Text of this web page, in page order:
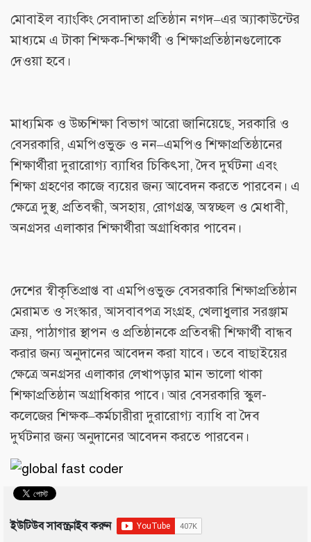
মোবাইল ব্যাংকিং সেবাদাতা প্রতিষ্ঠান নগদ–এর অ্যাকাউন্টের
মাধ্যমে এ টাকা শিক্ষক-শিক্ষার্থী ও শিক্ষাপ্রতিষ্ঠানগুলোকে
দেওয়া হবে।
মাধ্যমিক ও উচ্চশিক্ষা বিভাগ আরো জানিয়েছে, সরকারি ও
বেসরকারি, এমপিওভুক্ত ও নন–এমপিও শিক্ষাপ্রতিষ্ঠানের
শিক্ষার্থীরা দুরারোগ্য ব্যাধির চিকিৎসা, দৈব দুর্ঘটনা এবং
শিক্ষা গ্রহণের কাজে ব্যয়ের জন্য আবেদন করতে পারবেন। এ
ক্ষেত্রে দুস্থ, প্রতিবন্ধী, অসহায়, রোগগ্রস্ত, অস্বচ্ছল ও মেধাবী,
অনগ্রসর এলাকার শিক্ষার্থীরা অগ্রাধিকার পাবেন।
দেশের স্বীকৃতিপ্রাপ্ত বা এমপিওভুক্ত বেসরকারি শিক্ষাপ্রতিষ্ঠান
মেরামত ও সংস্কার, আসবাবপত্র সংগ্রহ, খেলাধুলার সরঞ্জাম
ক্রয়, পাঠাগার স্থাপন ও প্রতিষ্ঠানকে প্রতিবন্ধী শিক্ষার্থী বান্ধব
করার জন্য অনুদানের আবেদন করা যাবে। তবে বাছাইয়ের
ক্ষেত্রে অনগ্রসর এলাকার লেখাপড়ার মান ভালো থাকা
শিক্ষাপ্রতিষ্ঠান অগ্রাধিকার পাবে। আর বেসরকারি স্কুল-
কলেজের শিক্ষক–কর্মচারীরা দুরারোগ্য ব্যাধি বা দৈব
দুর্ঘটনার জন্য অনুদানের আবেদন করতে পারবেন।
ইউটিউব সাবস্ক্রাইব করুন